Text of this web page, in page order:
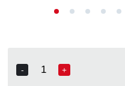
-
Quantity
+